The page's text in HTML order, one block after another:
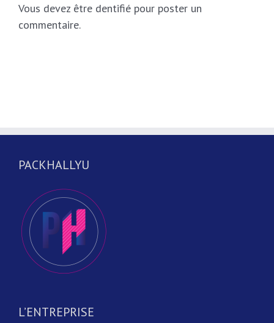
Vous devez être dentifié pour poster un
commentaire.
PACKHALLYU
L’ENTREPRISE